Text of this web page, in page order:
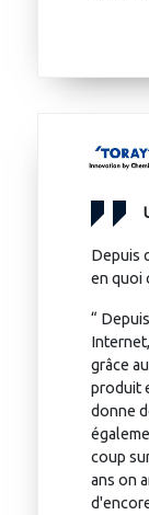
Depuis
en quoi
“
grâce
produit
donne
coup
ans on